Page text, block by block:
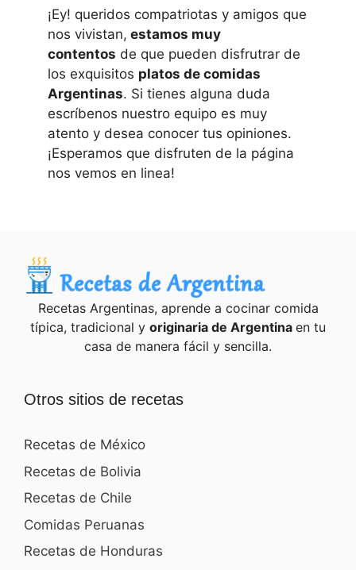
¡Ey! queridos compatriotas y amigos que
nos vivistan, estamos muy
contentos de que pueden disfrutrar de
los exquisitos platos de comidas
Argentinas. Si tienes alguna duda
escríbenos nuestro equipo es muy
atento y desea conocer tus opiniones.
¡Esperamos que disfruten de la página
nos vemos en linea!
Recetas Argentinas, aprende a cocinar comida
típica, tradicional y originaria de Argentina en tu
casa de manera fácil y sencilla.
Otros sitios de recetas
Recetas de México
Recetas de Bolivia
Recetas de Chile
Comidas Peruanas
Recetas de Honduras